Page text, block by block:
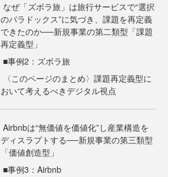
なぜ「ズボラ旅」は旅行サービスで“選択
のパラドックス”に気づき、課題を再定義
できたのか──新規事業の第二類型「課題
再定義型」
■事例2：ズボラ旅
〈このページのまとめ〉課題再定義型に
おいて考えるべきデジタル視点
Airbnbは“無価値を価値化”し産業構造を
ディスラプトする──新規事業の第三類型
「価値創造型」
■事例3：Airbnb